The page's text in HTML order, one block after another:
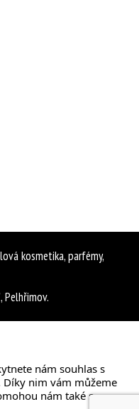
kosmetika, parfémy,
,Pelhřimov.
nám souhlas s
Díky nim vám můžeme
nám také s